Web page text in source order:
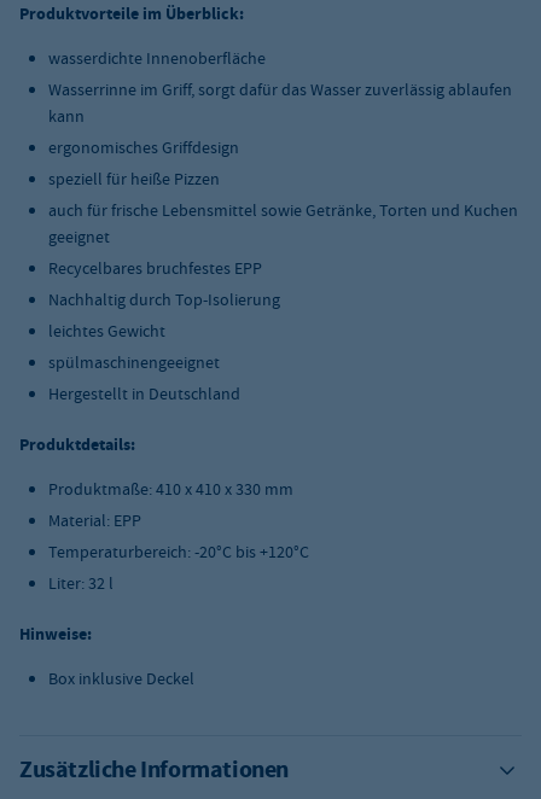
Produktvorteile im Überblick:
wasserdichte Innenoberfläche
Wasserrinne im Griff, sorgt dafür das Wasser zuverlässig ablaufen
kann
ergonomisches Griffdesign
speziell für heiße Pizzen
auch für frische Lebensmittel sowie Getränke, Torten und Kuchen
geeignet
Recycelbares bruchfestes EPP
Nachhaltig durch Top-Isolierung
leichtes Gewicht
spülmaschinengeeignet
Hergestellt in Deutschland
Produktdetails:
Produktmaße: 410 x 410 x 330 mm
Material: EPP
Temperaturbereich: -20°C bis +120°C
Liter: 32 l
Hinweise:
Box inklusive Deckel
Zusätzliche Informationen